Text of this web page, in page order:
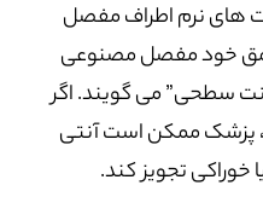
های نرم اطراف مفصل
خود مفصل مصنوعی
سطحی” می گویند. اگر
پزشک ممکن است آنتی